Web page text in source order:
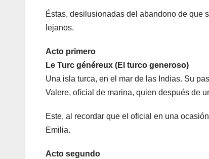
Éstas, desilusionadas del abandono de que
lejanos.
Acto primero
Le Turc généreux (El turco generoso)
Una isla turca, en el mar de las Indias. Su
Valere, oficial de marina, quien después de
Este, al recordar que el oficial en una
Emilia.
Acto segundo